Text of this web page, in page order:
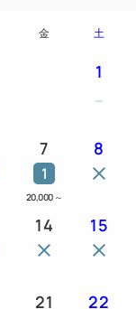
金 土
1
7
1
20,000 ～
8
14 15
21 22